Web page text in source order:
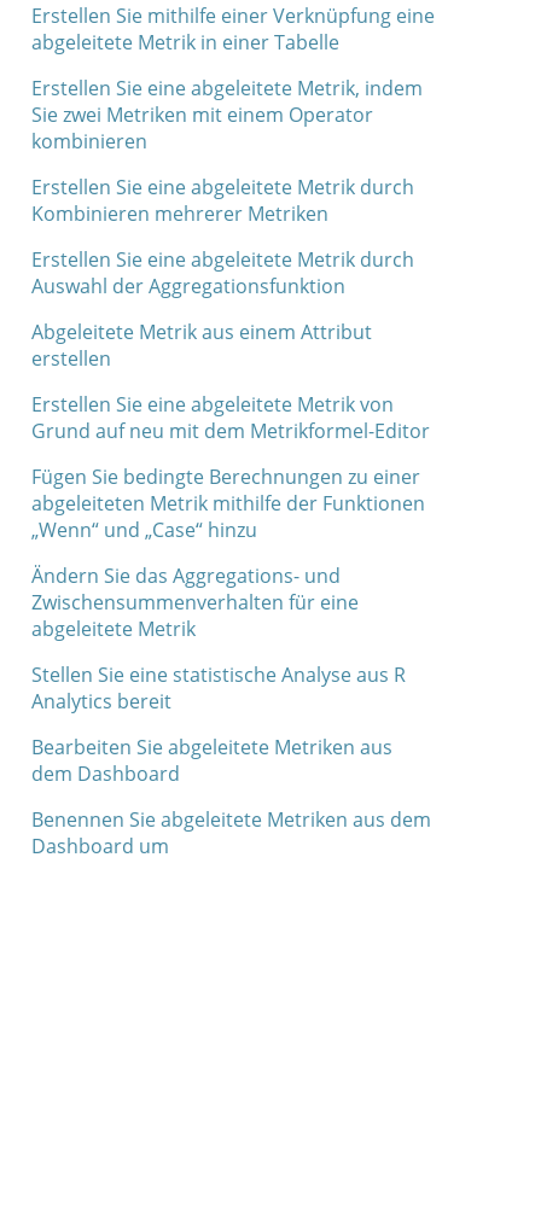
Erstellen Sie mithilfe einer Verknüpfung eine
abgeleitete Metrik in einer Tabelle
Erstellen Sie eine abgeleitete Metrik, indem
Sie zwei Metriken mit einem Operator
kombinieren
Erstellen Sie eine abgeleitete Metrik durch
Kombinieren mehrerer Metriken
Erstellen Sie eine abgeleitete Metrik durch
Auswahl der Aggregationsfunktion
Abgeleitete Metrik aus einem Attribut
erstellen
Erstellen Sie eine abgeleitete Metrik von
Grund auf neu mit dem Metrikformel-Editor
Fügen Sie bedingte Berechnungen zu einer
abgeleiteten Metrik mithilfe der Funktionen
„Wenn“ und „Case“ hinzu
Ändern Sie das Aggregations- und
Zwischensummenverhalten für eine
abgeleitete Metrik
Stellen Sie eine statistische Analyse aus R
Analytics bereit
Bearbeiten Sie abgeleitete Metriken aus
dem Dashboard
Benennen Sie abgeleitete Metriken aus dem
Dashboard um